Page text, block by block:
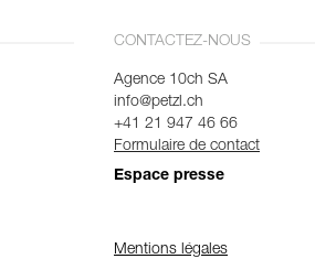
CONTACTEZ-NOUS
Agence 10ch SA
info@petzl.ch
+41 21 947 46 66
Formulaire de contact
Espace presse
Mentions légales